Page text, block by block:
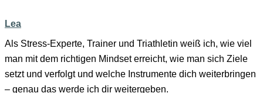
Lea
Als Stress-Experte, Trainer und Triathletin weiß ich, wie viel
man mit dem richtigen Mindset erreicht, wie man sich Ziele
setzt und verfolgt und welche Instrumente dich weiterbringen
– genau das werde ich dir weitergeben.